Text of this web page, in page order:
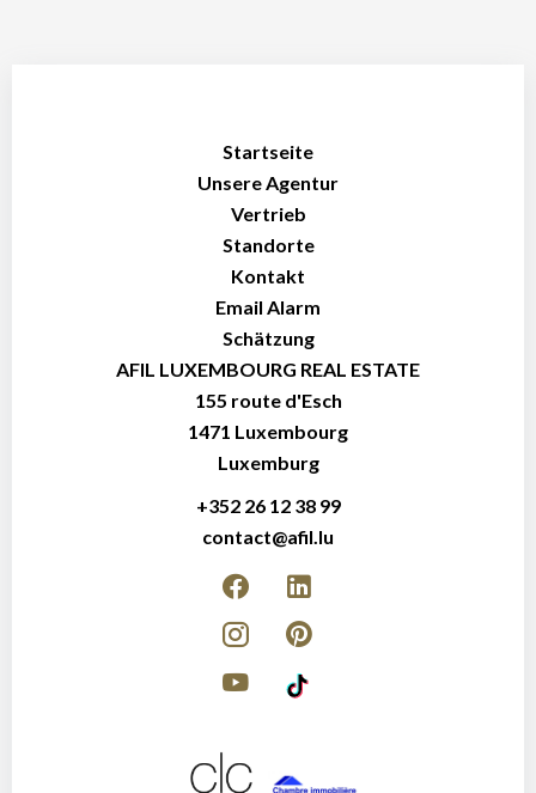
Startseite
Unsere Agentur
Vertrieb
Standorte
Kontakt
Email Alarm
Schätzung
AFIL LUXEMBOURG REAL ESTATE
155 route d'Esch
1471 Luxembourg
Luxemburg
+352 26 12 38 99
contact@afil.lu